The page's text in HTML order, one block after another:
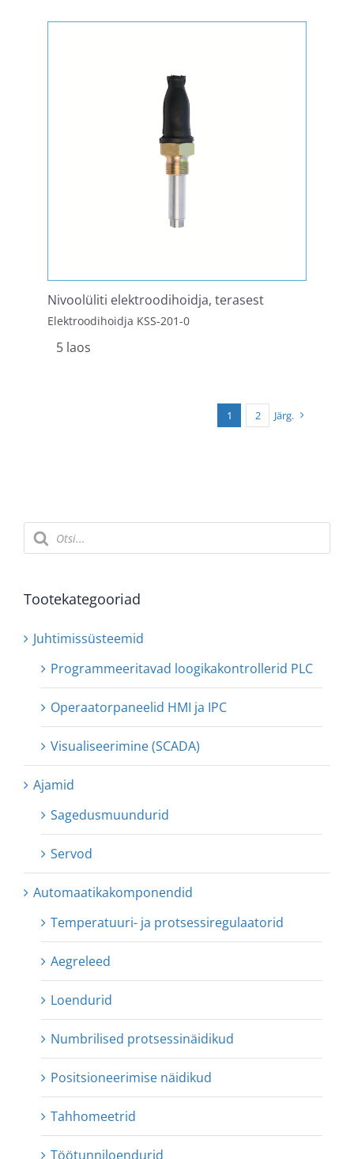
Nivoolüliti elektroodihoidja, terasest
Elektroodihoidja KSS-201-0
5 laos
1 2 Järg.
Products
search
Tootekategooriad
Juhtimissüsteemid
Programmeeritavad loogikakontrollerid PLC
Operaatorpaneelid HMI ja IPC
Visualiseerimine (SCADA)
Ajamid
Sagedusmuundurid
Servod
Automaatikakomponendid
Temperatuuri- ja protsessiregulaatorid
Aegreleed
Loendurid
Numbrilised protsessinäidikud
Positsioneerimise näidikud
Tahhomeetrid
Töötunniloendurid